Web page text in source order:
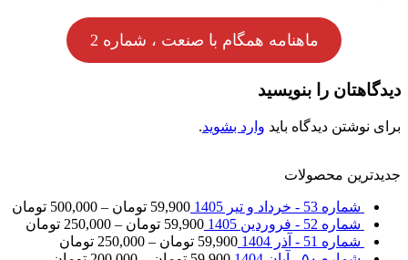
ماهنامه همگام با صنعت ، شماره 2
دیدگاهتان را بنویسید
برای نوشتن دیدگاه باید وارد بشوید.
جدیدترین محصولات
شماره 53 - خرداد و تیر 1405 59,900 تومان –
500,000 تومان
شماره 52 - فروردین 1405
59,900 تومان –
250,000 تومان
شماره 51 - آذر 1404
59,900 تومان –
250,000 تومان